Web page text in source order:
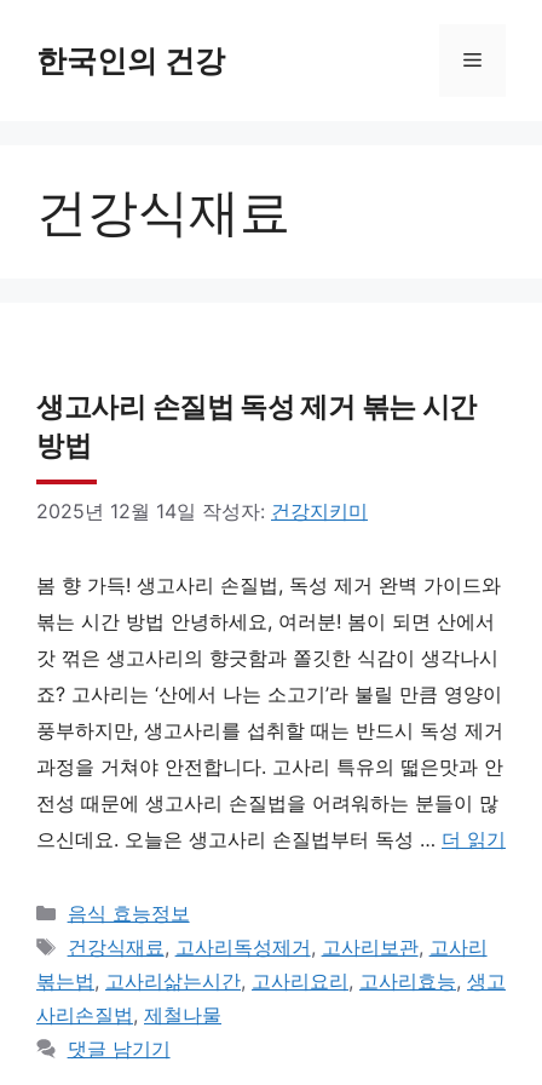
한국인의 건강 메
건강식재료
생고사리 손질법 독성 제거 볶는 시간
방법
2025년 12월 14일 작성자: 건강지키미
봄 향 가득! 생고사리 손질법, 독성 제거 완벽 가이드와
볶는 시간 방법 안녕하세요, 여러분! 봄이 되면 산에서
갓 꺾은 생고사리의 향긋함과 쫄깃한 식감이 생각나시
죠? 고사리는 ‘산에서 나는 소고기’라 불릴 만큼 영양이
풍부하지만, 생고사리를 섭취할 때는 반드시 독성 제거
과정을 거쳐야 안전합니다. 고사리 특유의 떫은맛과 안
전성 때문에 생고사리 손질법을 어려워하는 분들이 많
으신데요. 오늘은 생고사리 손질법부터 독성 … 더 읽기
카
테
고
리
음식 효능정보
태
그
건강식재료, 고사리독성제거, 고사리보관, 고사리
볶는법, 고사리삶는시간, 고사리요리, 고사리효능, 생고
사리손질법, 제철나물
댓글 남기기